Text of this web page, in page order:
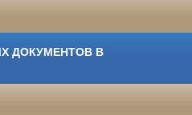
ДОКУМЕНТОВ В